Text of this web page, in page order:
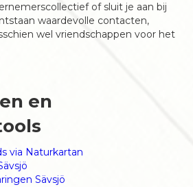
of sluit je aan bij
waardevolle contacten,
wel vriendschappen voor het
en
via Naturkartan
Sävsjö